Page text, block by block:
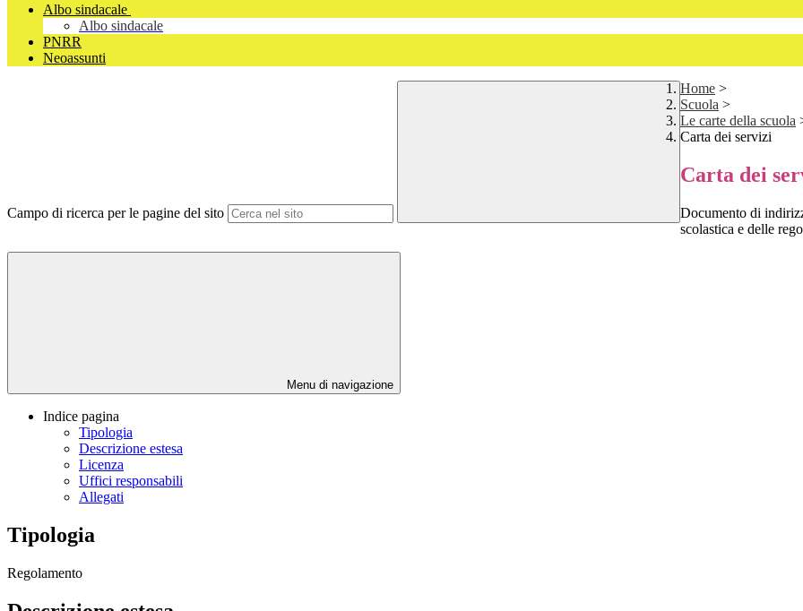
Albo sindacale
Albo sindacale
PNRR
Neoassunti
Campo di ricerca per le pagine del sito
Home >
Scuola >
Le carte della scuola
Carta dei servizi
Carta dei
Documento di
scolastica e delle
Menu di navigazione
Indice pagina
Tipologia
Descrizione estesa
Licenza
Uffici responsabili
Allegati
Tipologia
Regolamento